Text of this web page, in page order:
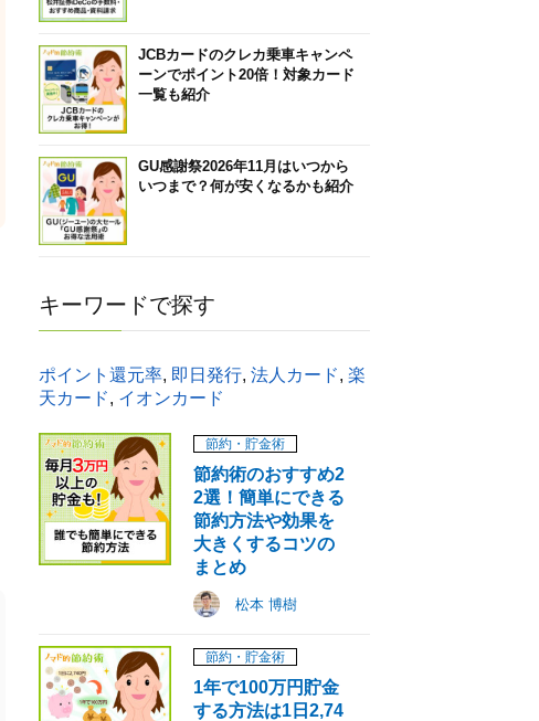
JCBカードのクレカ乗車キャンペ
ーンでポイント20倍！対象カード
一覧も紹介
GU感謝祭2026年11月はいつから
いつまで？何が安くなるかも紹介
キーワードで探す
ポイント還元率, 即日発行, 法人カード, 楽
天カード, イオンカード
節約・貯金術
節約術のおすすめ2
2選！簡単にできる
節約方法や効果を
大きくするコツの
まとめ
松本 博樹
節約・貯金術
1年で100万円貯金
する方法は1日2,74